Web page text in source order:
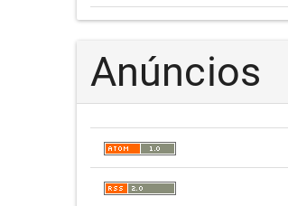
Anúncios